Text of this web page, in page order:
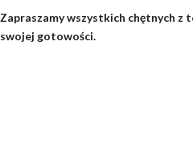
Zapraszamy wszystkich chętnych z
swojej gotowości.